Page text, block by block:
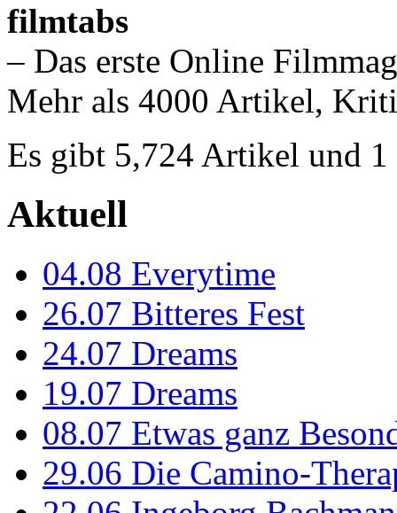
filmtabs
– Das erste Online
Mehr als 4000 Artikel,
Es gibt 5,724 Artikel und 1
Aktuell
04.08 Everytime
26.07 Bitteres Fest
24.07 Dreams
19.07 Dreams
08.07 Etwas ganz
29.06 Die Camino-